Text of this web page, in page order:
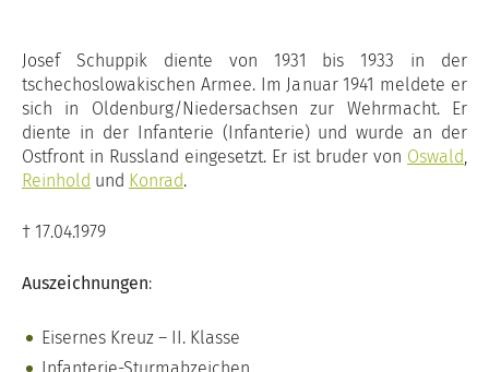
Josef Schuppik diente von 1931 bis 1933 in der
tschechoslowakischen Armee. Im Januar 1941 meldete er
sich in Oldenburg/Niedersachsen zur Wehrmacht. Er
diente in der Infanterie (Infanterie) und wurde an der
Ostfront in Russland eingesetzt. Er ist bruder von Oswald,
Reinhold und Konrad.
† 17.04.1979
Auszeichnungen:
Eisernes Kreuz – II. Klasse